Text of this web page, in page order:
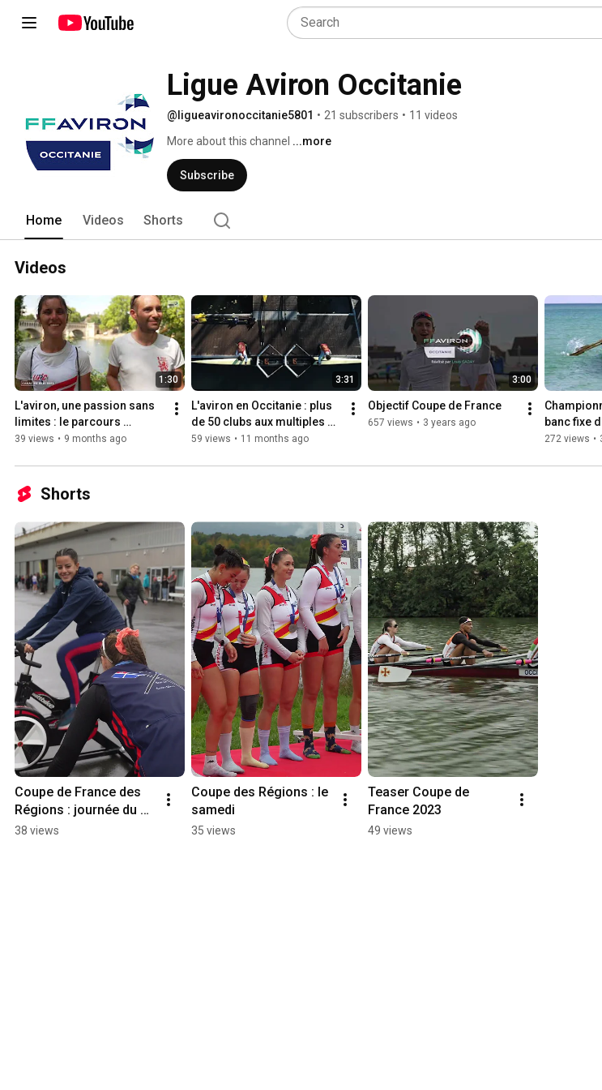
Ligue Aviron Occitanie
@ligueavironoccitanie5801 • 21 subscribers • 11 videos
More about this channel ...more
Subscribe
Home Videos Shorts
Videos
1:30
L'aviron, une passion sans
limites : le parcours
inspirant de Sara sur le
39 views • 9 months ago
3:31
L'aviron en Occitanie : plus
de 50 clubs aux multiples
pratiques d'aviron
59 views • 11 months ago
3:00
Objectif Coupe de France
657 views • 3 years ago
banc fixe
272 views •
Shorts
Coupe de France des
Régions : journée du
dimanche
38 views
Coupe des Régions : le
samedi
35 views
Teaser Coupe de
France 2023
49 views